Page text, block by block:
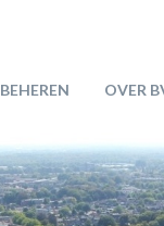
BEHEREN OVER